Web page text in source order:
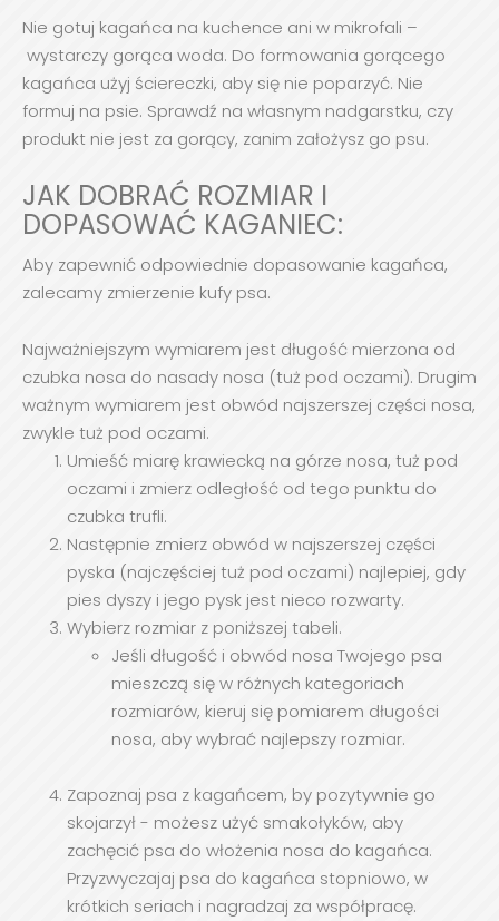
Nie gotuj kagańca na kuchence ani w mikrofali –
wystarczy gorąca woda. Do formowania gorącego
kagańca użyj ściereczki, aby się nie poparzyć. Nie
formuj na psie. Sprawdź na własnym nadgarstku, czy
produkt nie jest za gorący, zanim założysz go psu.
JAK DOBRAĆ ROZMIAR I
DOPASOWAĆ KAGANIEC:
Aby zapewnić odpowiednie dopasowanie kagańca,
zalecamy zmierzenie kufy psa.
Najważniejszym wymiarem jest długość mierzona od
czubka nosa do nasady nosa (tuż pod oczami). Drugim
ważnym wymiarem jest obwód najszerszej części nosa,
zwykle tuż pod oczami.
Umieść miarę krawiecką na górze nosa, tuż pod
oczami i zmierz odległość od tego punktu do
czubka trufli.
Następnie zmierz obwód w najszerszej części
pyska (najczęściej tuż pod oczami) najlepiej, gdy
pies dyszy i jego pysk jest nieco rozwarty.
Wybierz rozmiar z poniższej tabeli.
Jeśli długość i obwód nosa Twojego psa
mieszczą się w różnych kategoriach
rozmiarów, kieruj się pomiarem długości
nosa, aby wybrać najlepszy rozmiar.
Zapoznaj psa z kagańcem, by pozytywnie go
skojarzył - możesz użyć smakołyków, aby
zachęcić psa do włożenia nosa do kagańca.
Przyzwyczajaj psa do kagańca stopniowo, w
krótkich seriach i nagradzaj za współpracę.